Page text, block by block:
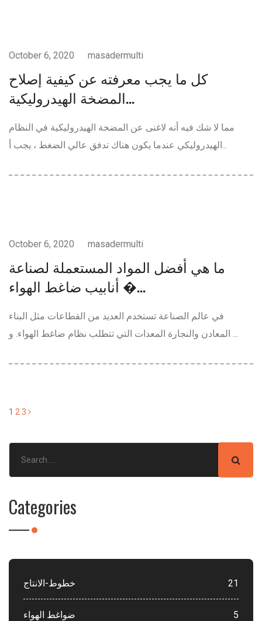
October 6, 2020 masadermulti
كل ما يجب معرفته عن كيفية إصلاح
المضخة الهيدروليكية...
مما لا شك فيه أنه لاغنى عن المضخة الهيدروليكية في النظام
الهيدروليكي عندما يكون هناك تدفق عالي الضغط ، يجب أ...
October 6, 2020 masadermulti
ما هي أفضل المواد المستعملة لصناعة
أنابيب ضاغط الهواء �...
في عالم الصناعة تستخدم العديد من القطاعات مثل البناء
المعادن والنجارة المعدات التي تتطلب نظام ضاغط الهواء. و ...
Posts
pagination
1 2 3
Categories
خطوط-الانتاج 21
ضواغط الهواء 5